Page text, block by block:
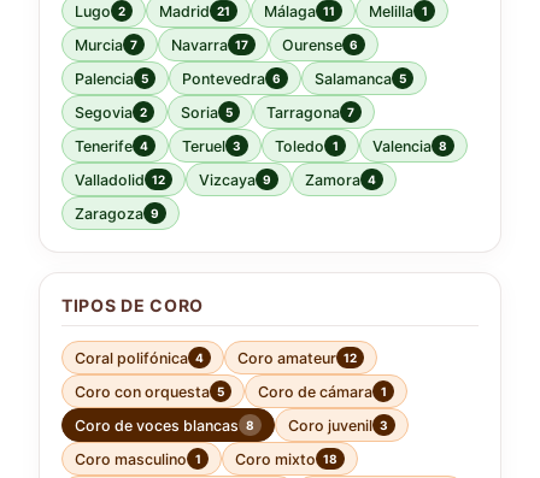
Lugo 2 Madrid 21 Málaga 11 Melilla 1
Murcia 7 Navarra 17 Ourense 6
Palencia 5 Pontevedra 6 Salamanca 5
Segovia 2 Soria 5 Tarragona 7
Tenerife 4 Teruel 3 Toledo 1 Valencia 8
Valladolid 12 Vizcaya 9 Zamora 4
Zaragoza 9
TIPOS DE CORO
Coral polifónica 4 Coro amateur 12
Coro con orquesta 5 Coro de cámara 1
Coro de voces blancas 8 Coro juvenil 3
Coro masculino 1 Coro mixto 18